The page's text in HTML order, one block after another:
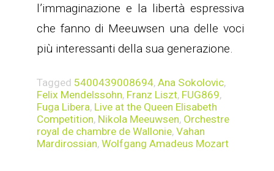
l’immaginazione e la libertà espressiva
che fanno di Meeuwsen una delle voci
più interessanti della sua generazione.
Tagged 5400439008694, Ana Sokolovic,
Felix Mendelssohn, Franz Liszt, FUG869,
Fuga Libera, Live at the Queen Elisabeth
Competition, Nikola Meeuwsen, Orchestre
royal de chambre de Wallonie, Vahan
Mardirossian, Wolfgang Amadeus Mozart